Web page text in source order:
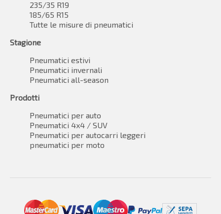
235/35 R19
185/65 R15
Tutte le misure di pneumatici
Stagione
Pneumatici estivi
Pneumatici invernali
Pneumatici all-season
Prodotti
Pneumatici per auto
Pneumatici 4x4 / SUV
Pneumatici per autocarri leggeri
pneumatici per moto